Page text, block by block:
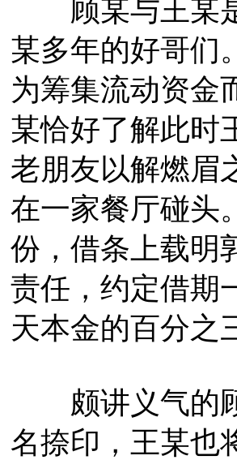
顾某与王某是
某多年的好哥们
为筹集流动资金
某恰好了解此时
老朋友以解燃眉
在一家餐厅碰头
份，借条上载明
责任，约定借期
天本金的百分之
颇讲义气的顾
名捺印，王某也